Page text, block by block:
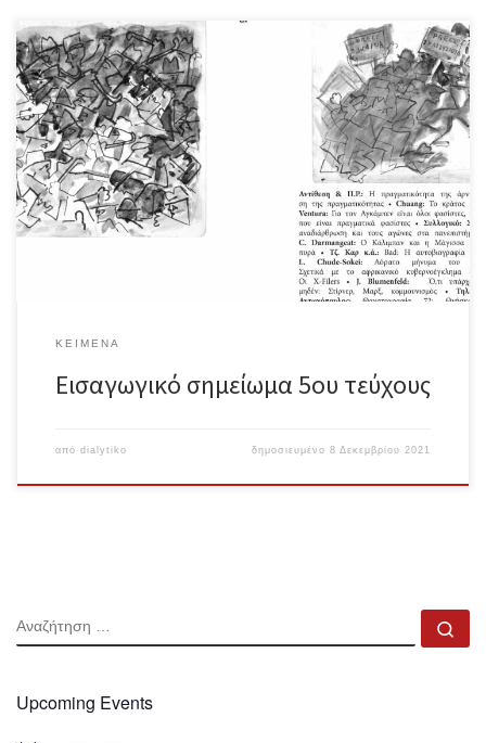
Ολόκληρο το κείμενο σε μορφή pdf Βυθισμένοι εδώ και σχεδόν
δύο χρόνια κάτω από τα κύματα της πανδημίας και της αυταρχικής
και δολοφονικής κρατικής της διαχείρισης, ερχόμαστε διαρκώς
αντιμέτωποι με την πραγματικότητα της οδυνηρής υποχώρησης
του ταξικού ανταγωνιστικού κινήματος και της ορατής ενίσχυσης
ανορθολογικών, ατομικιστικών, θρησκόληπτων, εθνικιστικών και
ρατσιστικών δυνάμεων σε παγκόσμιο επίπεδο, οι οποίες μάλιστα
ενδύονται τον μανδύα του αντικρατισμού και της
αντισυστημικότητας, επικαλούμενες την «ατομική ελευθερία»
απέναντι στις επιβουλές των παγκόσμιων ελίτ. Πρόκειται βέβαια
για μια απατηλή ελευθερία που καλύπτει καινούριες αλυσίδες
αφού όχι μόνο δεν συγκρούεται με τα «κακά πνεύματα» της
ΚΕΊΜΕΝΑ
Εισαγωγικό σημείωμα 5ου τεύχους
από dialytiko δημοσιευμένο8 Δεκεμβρίου 2021
ΑΝΑΖΉΤΗΣΗ
Upcoming Events